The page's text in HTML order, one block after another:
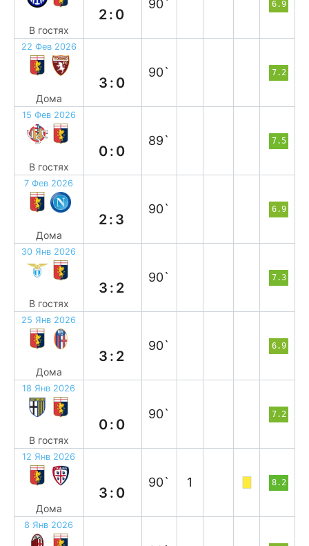
В гостях
2:0
90` 6.9
22 Фев 2026
Дома
3:0
90` 7.2
15 Фев 2026
В гостях
0:0
89` 7.5
7 Фев 2026
Дома
2:3
90` 6.9
30 Янв 2026
В гостях
3:2
90` 7.3
25 Янв 2026
Дома
3:2
90` 6.9
18 Янв 2026
В гостях
0:0
90` 7.2
12 Янв 2026
Дома
3:0
90` 1 8.2
8 Янв 2026